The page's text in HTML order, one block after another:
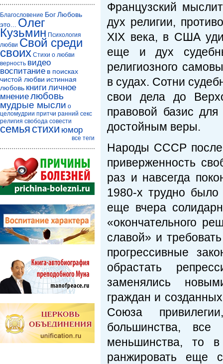
Французский
дух религии,
XIХ века, в США
еще и дух
религиозного
в судах. Сотни
свои дела до
правовой базис
достойным веры.
Народы СССР после
приверженность
раз и навсегда
1980-х трудно было
еще вчера
«окончательного
славой» и
прогрессивные
обрастать
заменялись
граждан и
Союза
большинства, все
меньшинства, то в
ранжировать еще
Благословение БогЛюбовь
это...
Олег
Кузьмин Психология
любви Свой среди
своих Стихи о любви
верность видео
воспитание в поисках
чистой любви истинная
любовь книги личное
мнениелюбовь
мудрые мысли о
целомудрии притчи ранний секс
религия свобода совести
семья стихи юмор
все теги